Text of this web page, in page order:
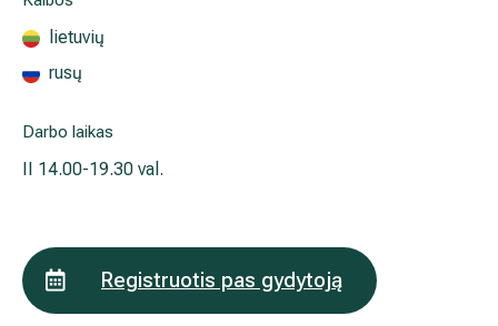
Išsiplėtusių kojų venų gydymas
Mamologija (Krūtų onkochirurgija)
Sveikatos patarimai